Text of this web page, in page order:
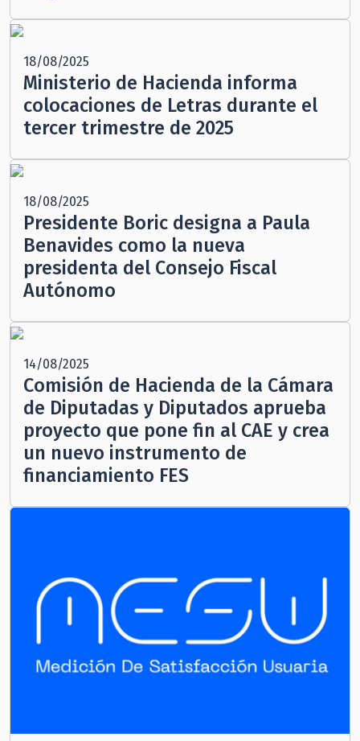
18/08/2025
Ministerio de Hacienda informa
colocaciones de Letras durante el
tercer trimestre de 2025
18/08/2025
Presidente Boric designa a Paula
Benavides como la nueva
presidenta del Consejo Fiscal
Autónomo
14/08/2025
Comisión de Hacienda de la Cámara
de Diputadas y Diputados aprueba
proyecto que pone fin al CAE y crea
un nuevo instrumento de
financiamiento FES